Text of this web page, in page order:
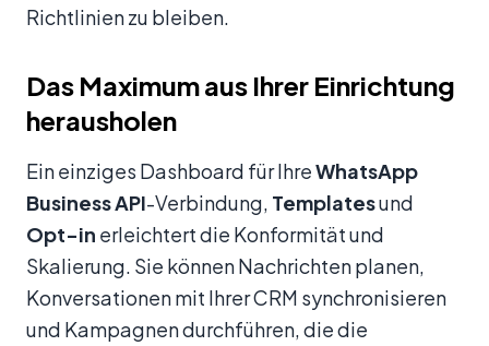
Richtlinien zu bleiben.
Das Maximum aus Ihrer Einrichtung
herausholen
Ein einziges Dashboard für IhreWhatsApp
Business API-Verbindung, Templatesund
Opt-in erleichtert die Konformität und
Skalierung. Sie können Nachrichten planen,
Konversationen mit Ihrer CRM synchronisieren
und Kampagnen durchführen, die die